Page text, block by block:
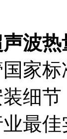
波热
家标
细
最